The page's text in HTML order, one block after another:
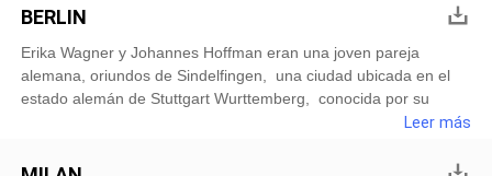
BERLIN
Erika Wagner y Johannes Hoffman eran una joven pareja
alemana, oriundos de Sindelfingen, una ciudad ubicada en el
estado alemán de Stuttgart Wurttemberg, conocida por su
economía basada principalmente en la industria del automóvil,
Mercedes Benz. Habían vivido y sufrido los avatares de la
Leer más